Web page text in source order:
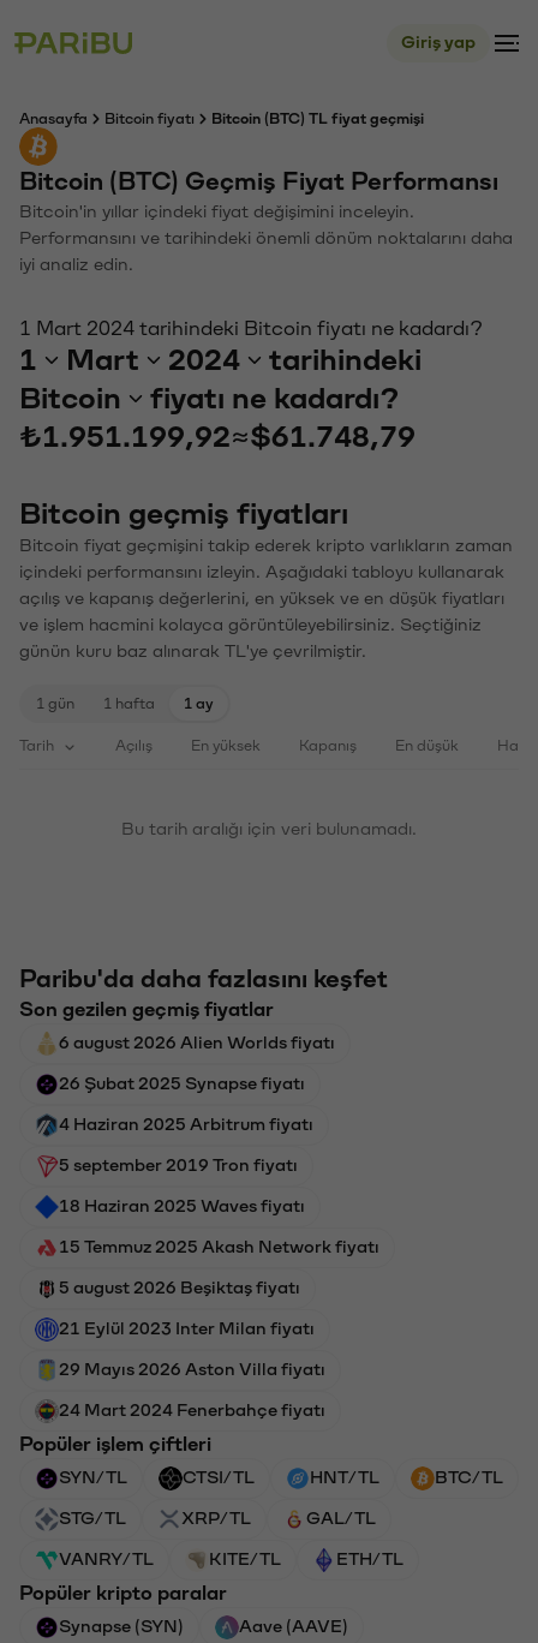
Giriş yap
Anasayfa Bitcoin fiyatı Bitcoin (BTC) TL fiyat geçmişi
Bitcoin (BTC) Geçmiş Fiyat Performansı
Bitcoin'in yıllar içindeki fiyat değişimini inceleyin.
Performansını ve tarihindeki önemli dönüm noktalarını daha
iyi analiz edin.
1 Mart 2024 tarihindeki Bitcoin fiyatı ne kadardı?
1 Mart 2024
tarihindeki
Bitcoin
fiyatı ne kadardı?
₺1.951.199,92≈$61.748,79
Bitcoin geçmiş fiyatları
Bitcoin fiyat geçmişini takip ederek kripto varlıkların zaman
içindeki performansını izleyin. Aşağıdaki tabloyu kullanarak
açılış ve kapanış değerlerini, en yüksek ve en düşük fiyatları
ve işlem hacmini kolayca görüntüleyebilirsiniz. Seçtiğiniz
günün kuru baz alınarak TL'ye çevrilmiştir.
1 gün 1 hafta 1 ay
Tarih Açılış En yüksek Kapanış En düşük
Bu tarih aralığı için veri bulunamadı.
Paribu'da daha fazlasını keşfet
Son gezilen geçmiş fiyatlar
6 august 2026 Alien Worlds fiyatı
26 Şubat 2025 Synapse fiyatı
4 Haziran 2025 Arbitrum fiyatı
5 september 2019 Tron fiyatı
18 Haziran 2025 Waves fiyatı
15 Temmuz 2025 Akash Network fiyatı
5 august 2026 Beşiktaş fiyatı
21 Eylül 2023 Inter Milan fiyatı
29 Mayıs 2026 Aston Villa fiyatı
24 Mart 2024 Fenerbahçe fiyatı
Popüler işlem çiftleri
SYN/TL CTSI/TL HNT/TL BTC/TL
STG/TL XRP/TL GAL/TL
VANRY/TL KITE/TL ETH/TL
Popüler kripto paralar
Synapse (SYN) Aave (AAVE)